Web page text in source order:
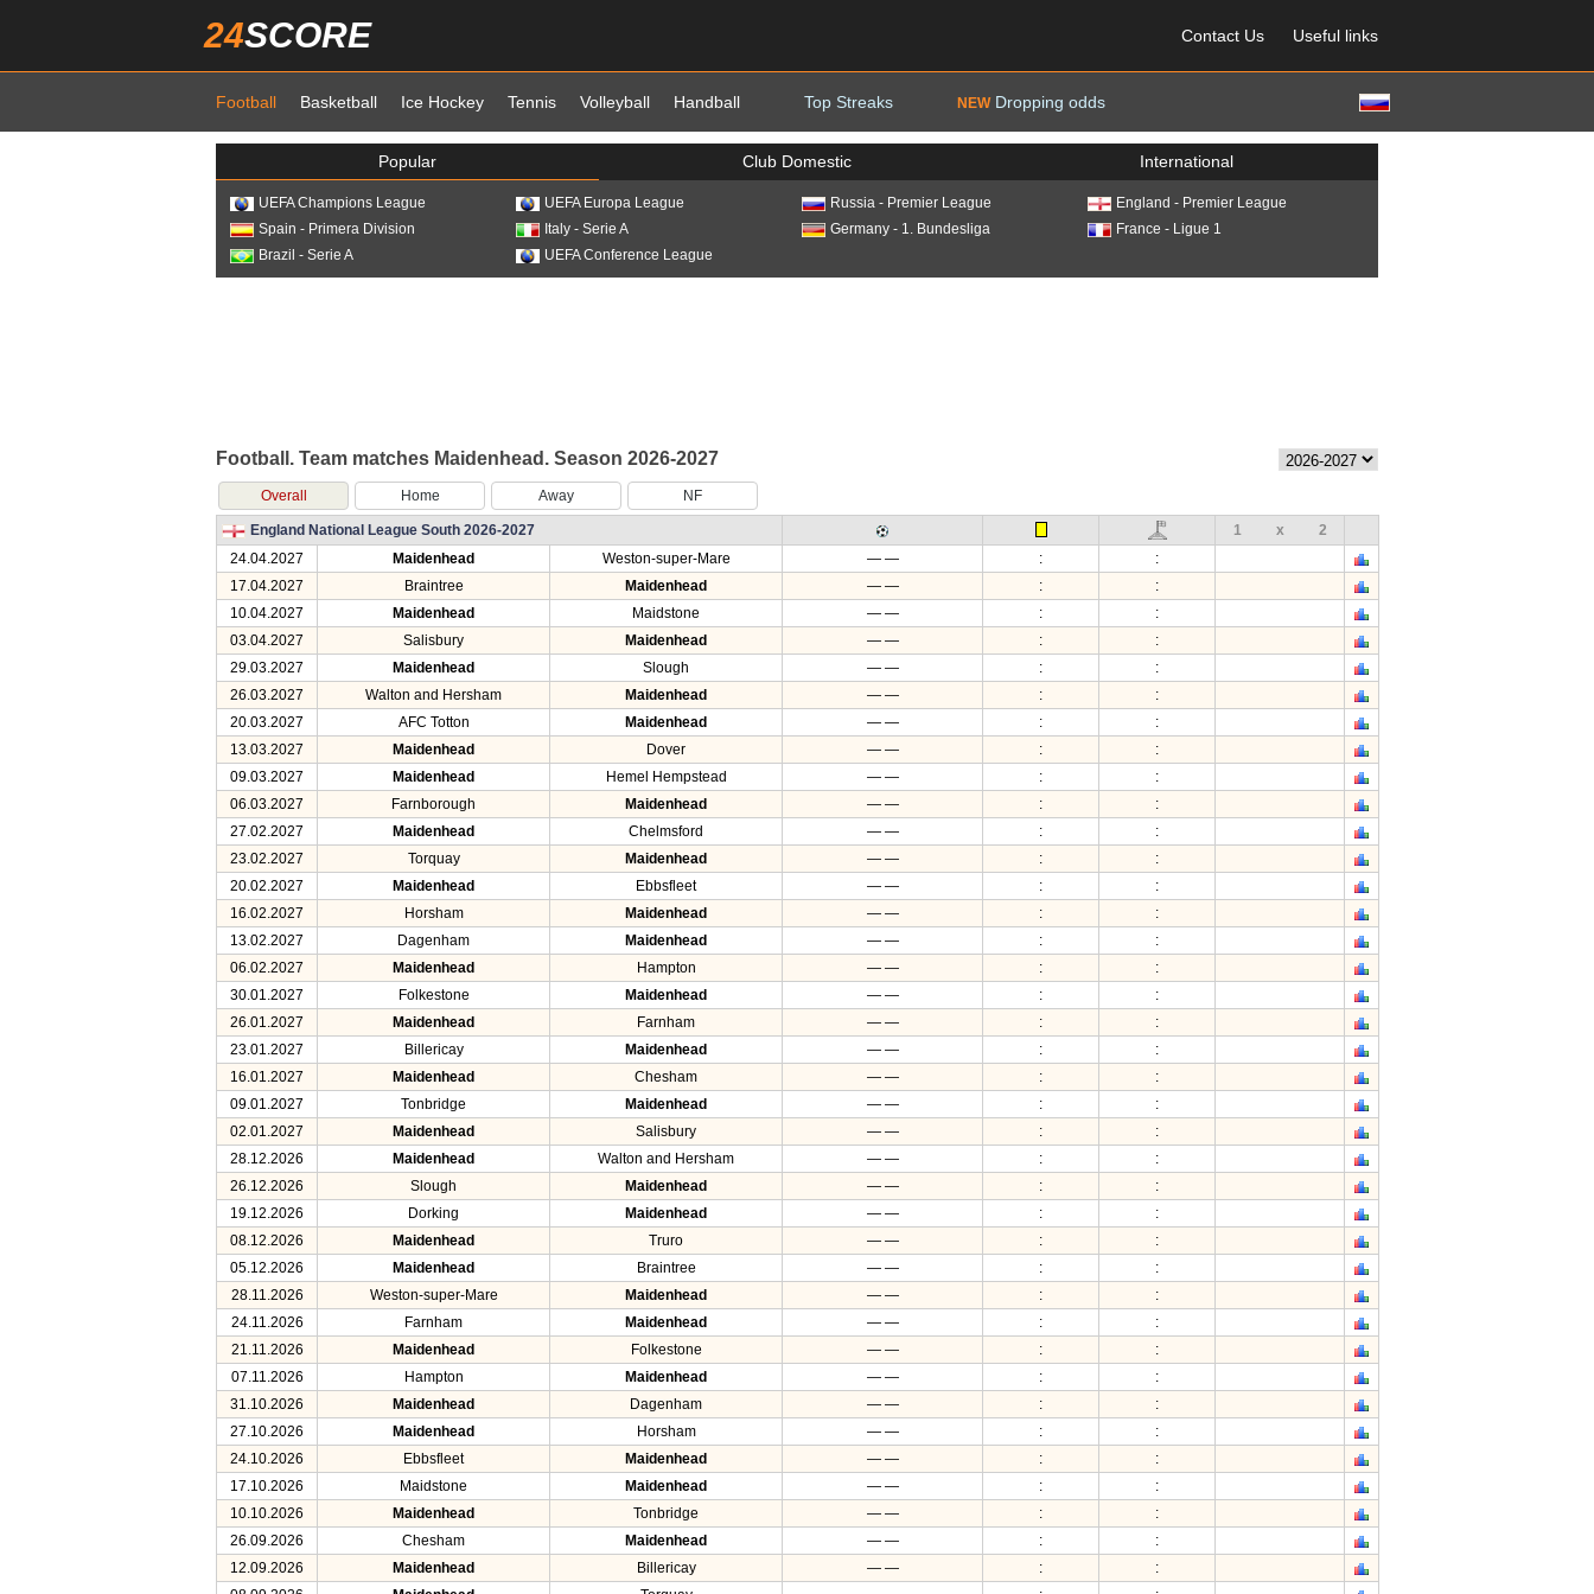
24SCORE Contact Us Useful links
Football Basketball Ice Hockey Tennis Volleyball Handball Top Streaks NEWDropping odds
Popular Club Domestic International
UEFA Champions League UEFA Europa League Russia - Premier League
England - Premier League
Spain - Primera Division
Italy - Serie A Germany - 1. Bundesliga
France - Ligue 1
Brazil - Serie A
UEFA Conference League
Football. Team matches Maidenhead. Season 2026-2027
Overall Home Away NF
England National League South 2026-2027 1 x
2
24.04.2027
Maidenhead Weston-super-Mare — — :
:
17.04.2027
Braintree Maidenhead — — :
:
10.04.2027
Maidenhead Maidstone — — :
:
03.04.2027
Salisbury Maidenhead — — :
:
29.03.2027
Maidenhead Slough — — :
:
26.03.2027
Walton and Hersham Maidenhead — — :
:
20.03.2027
AFC Totton Maidenhead — — :
:
13.03.2027
Maidenhead Dover — — :
:
09.03.2027
Maidenhead Hemel Hempstead — — :
:
06.03.2027
Farnborough Maidenhead — — :
:
27.02.2027
Maidenhead Chelmsford — — :
:
23.02.2027
Torquay Maidenhead — — :
:
20.02.2027
Maidenhead Ebbsfleet — — :
:
16.02.2027
Horsham Maidenhead — — :
:
13.02.2027
Dagenham Maidenhead — — :
:
06.02.2027
Maidenhead Hampton — — :
:
30.01.2027
Folkestone Maidenhead — — :
:
26.01.2027
Maidenhead Farnham — — :
:
23.01.2027
Billericay Maidenhead — — :
:
16.01.2027
Maidenhead Chesham — — :
:
09.01.2027
Tonbridge Maidenhead — — :
:
02.01.2027
Maidenhead Salisbury — — :
:
28.12.2026
Maidenhead Walton and Hersham — — :
:
26.12.2026
Slough Maidenhead — — :
:
19.12.2026
Dorking Maidenhead — — :
:
08.12.2026
Maidenhead Truro — — :
:
05.12.2026
Maidenhead Braintree — — :
:
28.11.2026
Weston-super-Mare Maidenhead — — :
:
24.11.2026
Farnham Maidenhead — — :
:
21.11.2026
Maidenhead Folkestone — — :
:
07.11.2026
Hampton Maidenhead — — :
:
31.10.2026
Maidenhead Dagenham — — :
:
27.10.2026
Maidenhead Horsham — — :
:
24.10.2026
Ebbsfleet Maidenhead — — :
:
17.10.2026
Maidstone Maidenhead — — :
:
10.10.2026
Maidenhead Tonbridge — — :
:
26.09.2026
Chesham Maidenhead — — :
:
12.09.2026
Maidenhead Billericay — — :
: